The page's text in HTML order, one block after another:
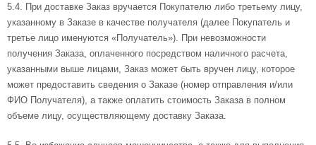
5.4. При доставке Заказ вручается Покупателю либо третьему лицу,
указанному в Заказе в качестве получателя (далее Покупатель и
третье лицо именуются «Получатель»). При невозможности
получения Заказа, оплаченного посредством наличного расчета,
указанными выше лицами, Заказ может быть вручен лицу, которое
может предоставить сведения о Заказе (номер отправления и/или
ФИО Получателя), а также оплатить стоимость Заказа в полном
объеме лицу, осуществляющему доставку Заказа.